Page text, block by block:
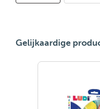
Gelijkaardige